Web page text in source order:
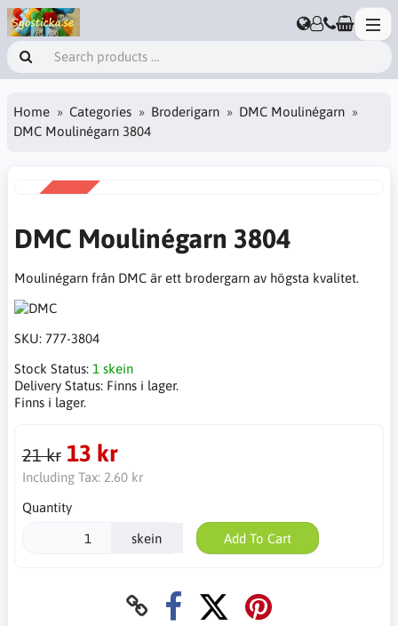
Home Categories Broderigarn
DMC Moulinégarn
DMC Moulinégarn 3804
DMC Moulinégarn 3804
Moulinégarn från DMC är ett brodergarn av högsta kvalitet.
SKU: 777-3804
Stock Status: 1 skein
Delivery Status: Finns i lager.
Finns i lager.
21 kr 13 kr
Including Tax: 2.60 kr
Quantity
skein Add To Cart